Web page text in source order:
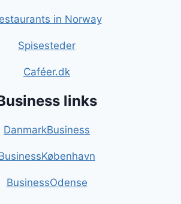
in Norway
Spisesteder
Caféer.dk
links
DanmarkBusiness
BusinessOdense